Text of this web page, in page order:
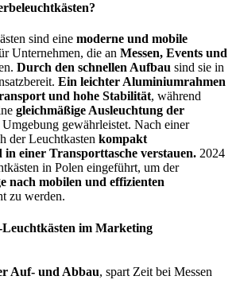
sind eine moderne und mobile
Unternehmen, die an Messen, Events und
Durch den schnellen Aufbau sind sie in
Ein leichter Aluminiumrahmen
und hohe Stabilität, während
gleichmäßige Ausleuchtung der
gewährleistet. Nach einer
der Leuchtkasten kompakt
in einer Transporttasche verstauen. 2024
in Polen eingeführt, um der
nach mobilen und effizienten
zu werden.
im Marketing
Auf- und Abbau, spart Zeit bei Messen